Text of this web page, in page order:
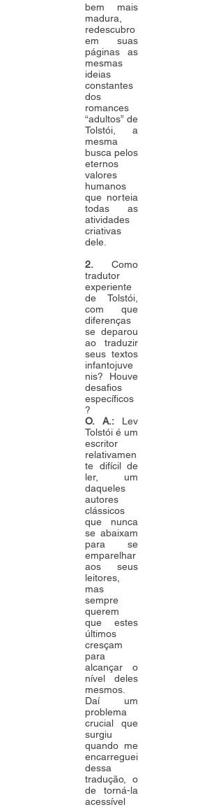
bem mais
madura,
redescubro
em suas
páginas as
mesmas
ideias
constantes
dos
romances
“adultos” de
Tolstói, a
mesma
busca pelos
eternos
valores
humanos
que norteia
todas as
atividades
criativas
dele.
2. Como
tradutor
experiente
de Tolstói,
com que
diferenças
se deparou
ao traduzir
seus textos
infantojuve
nis? Houve
desafios
específicos
?
O. A.:Lev
Tolstói é um
escritor
relativamen
te difícil de
ler, um
daqueles
autores
clássicos
que nunca
se abaixam
para se
emparelhar
aos seus
leitores,
mas
sempre
querem
que estes
últimos
cresçam
para
alcançar o
nível deles
mesmos.
Daí um
problema
crucial que
surgiu
quando me
encarreguei
dessa
tradução, o
de torná-la
acessível